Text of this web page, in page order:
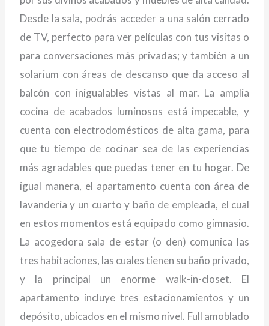
Desde la sala, podrás acceder a una salón cerrado
de TV, perfecto para ver películas con tus visitas o
para conversaciones más privadas; y también a un
solarium con áreas de descanso que da acceso al
balcón con inigualables vistas al mar. La amplia
cocina de acabados luminosos está impecable, y
cuenta con electrodomésticos de alta gama, para
que tu tiempo de cocinar sea de las experiencias
más agradables que puedas tener en tu hogar. De
igual manera, el apartamento cuenta con área de
lavandería y un cuarto y baño de empleada, el cual
en estos momentos está equipado como gimnasio.
La acogedora sala de estar (o den) comunica las
tres habitaciones, las cuales tienen su baño privado,
y la principal un enorme walk-in-closet. El
apartamento incluye tres estacionamientos y un
depósito, ubicados en el mismo nivel. Full amoblado